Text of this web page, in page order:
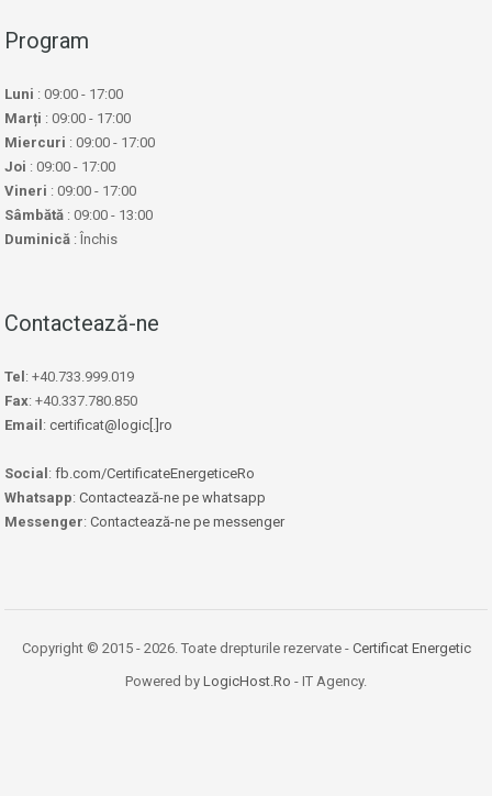
Program
Luni : 09:00 - 17:00
Marți : 09:00 - 17:00
Miercuri : 09:00 - 17:00
Joi : 09:00 - 17:00
Vineri : 09:00 - 17:00
Sâmbătă : 09:00 - 13:00
Duminică : Închis
Contactează-ne
Tel : +40.733.999.019
Fax: +40.337.780.850
Email : certificat@logic[.]ro
Social : fb.com/CertificateEnergeticeRo
Whatsapp: Contactează-ne pe whatsapp
Messenger: Contactează-ne pe messenger
Copyright © 2015 - 2026. Toate drepturile rezervate - Certificat Energetic
Powered by LogicHost.Ro - IT Agency.